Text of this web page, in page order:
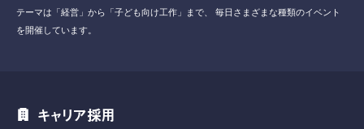
テーマは「経営」から「子ども向け工作」まで、
毎日さまざまな種類のイベント
を開催しています。
キャリア採用